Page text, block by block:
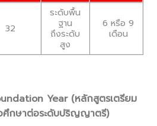
32
ระดับพื้น
ฐาน
ถึงระดับ
สูง
6 หรือ 9
เดือน
Year (หลักสูตรเตรียม
ศึกษาต่อระดับปริญญาตรี)